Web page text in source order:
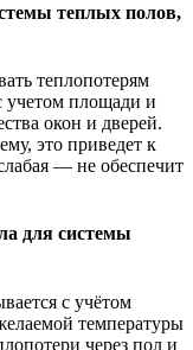
теплых полов,
теплопотерям
учетом площади и
окон и дверей.
это приведет к
— не обеспечит
для системы
с учётом
температуры
через пол и